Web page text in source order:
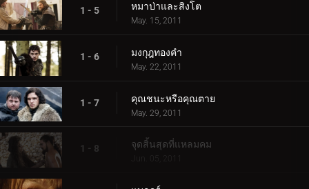
1 - 5 หมาป่าและสิงโต
May. 15, 2011
1 - 6 มงกุฎทองคำ
May. 22, 2011
1 - 7 คุณชนะหรือคุณตาย
May. 29, 2011
1 - 8 จุดสิ้นสุดที่แหลมคม
Jun. 05, 2011